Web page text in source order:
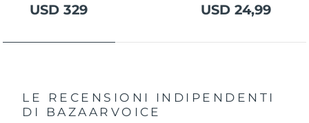
USD 329 USD 24,99
LE RECENSIONI INDIPENDENTI
DI BAZAARVOICE